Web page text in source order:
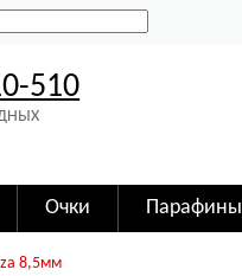
510
Очки Парафины
8,5мм